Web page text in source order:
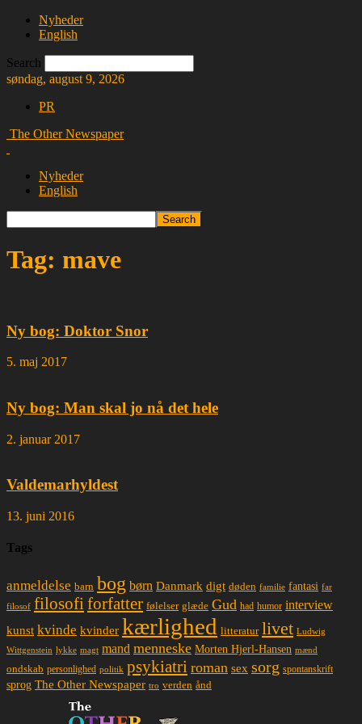
Nyheder
English
Search
søndag, august 9, 2026
PR
The Other Newspaper
Nyheder
English
Tag: mave
Ny bog: Doktor Snor
5. maj 2017
Ny bog: Man skal jo nå det hele
2. januar 2017
Valdemarhyldest
13. juni 2016
Tags
anmeldelse barn bog børn Danmark digt døden familie fantasi far
filosof filosofi forfatter følelser glæde Gud had humor interview
kunst kvinde kvinder kærlighed litteratur livet Ludwig
Wittgenstein lykke magt mand menneske Morten Hjerl-Hansen mænd
ondskab personlighed politik psykiatri roman sex sorg spontanskrift
sprog The Other Newspaper tro verden ånd